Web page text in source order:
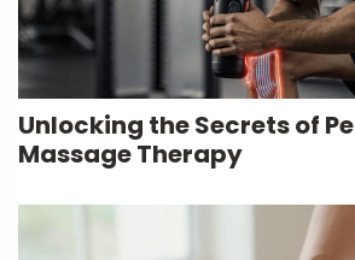
Unlocking the Secrets of
Massage Therapy